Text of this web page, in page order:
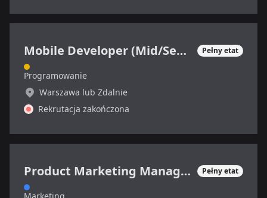
Mobile Developer (Mid/Senior) Pełny etat
Programowanie
Warszawa lub Zdalnie
Rekrutacja zakończona
Product Marketing Manager (SaaS) Pełny etat